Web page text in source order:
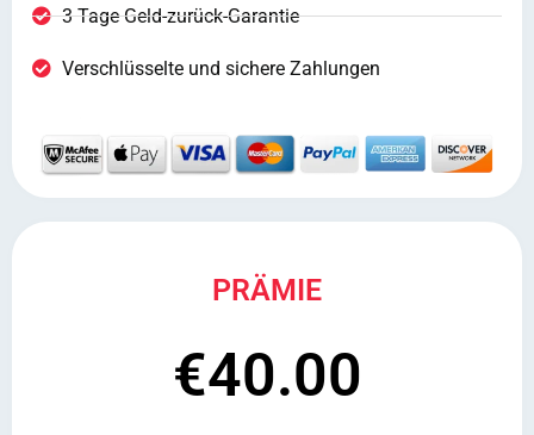
3 Tage Geld-zurück-Garantie
Verschlüsselte und sichere Zahlungen
PRÄMIE
€40.00